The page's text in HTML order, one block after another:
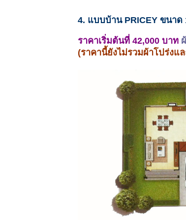
4. แบบบ้าน PRICEY ขนาด
ราคาเริ่มต้นที่ 42,000 บาท
(ราคานี้ยังไม่รวมผ้าโปร่งแ